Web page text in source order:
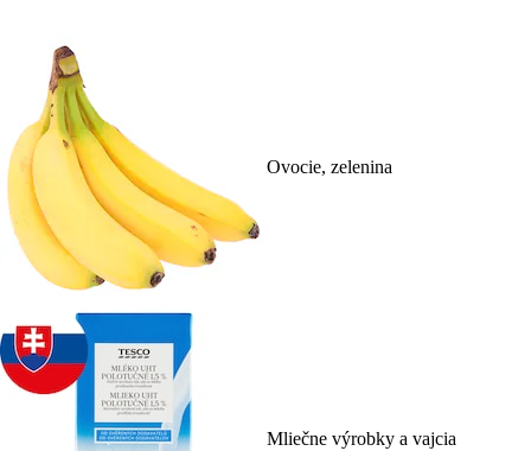
Ovocie, zelenina
Mliečne výrobky a vajcia